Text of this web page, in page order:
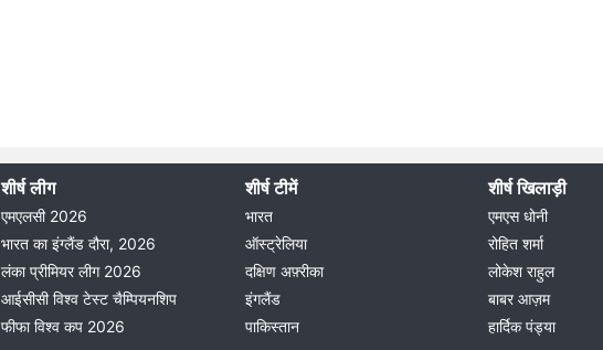
शीर्ष लीग
एमएलसी 2026
भारत का इंग्लैंड दौरा, 2026
लंका प्रीमियर लीग 2026
आईसीसी विश्व टेस्ट चैम्पियनशिप
फीफा विश्व कप 2026
शीर्ष टीमें
भारत
ऑस्ट्रेलिया
दक्षिण अफ़्रीका
इंगलैंड
पाकिस्तान
शीर्ष खिलाड़ी
एमएस धोनी
रोहित शर्मा
लोकेश राहुल
बाबर आज़म
हार्दिक पंड्या